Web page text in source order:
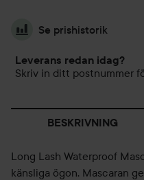
Se prishistorik
Leverans redan idag?
Skriv in ditt postnummer
BESKRIVNING
Long Lash Waterproof
känsliga ögon. Mascaran